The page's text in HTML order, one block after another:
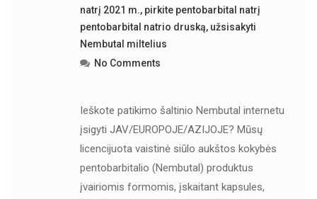
natrį 2021 m., pirkite pentobarbital natrį
pentobarbital natrio druską, užsisakyti
Nembutal miltelius
No Comments
Ieškote patikimo šaltinio Nembutal internetu
įsigyti JAV/EUROPOJE/AZIJOJE? Mūsų
licencijuota vaistinė siūlo aukštos kokybės
pentobarbitalio (Nembutal) produktus
įvairiomis formomis, įskaitant kapsules,